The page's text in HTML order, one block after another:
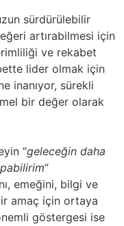
sürdürülebilir
artırabilmesi için
ve rekabet
lider olmak için
inanıyor, sürekli
bir değer olarak
"geleceğin daha
”
emeğini, bilgi ve
amaç için ortaya
göstergesi ise